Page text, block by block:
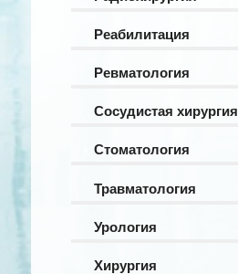
Реабилитация
Ревматология
Сосудистая хирургия
Стоматология
Травматология
Урология
Хирургия